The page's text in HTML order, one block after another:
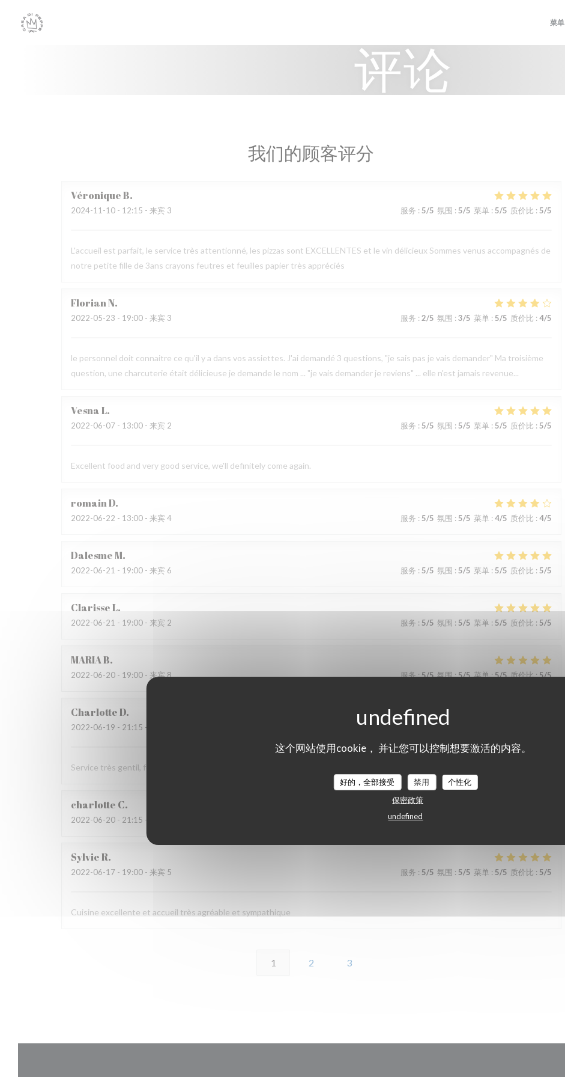
这个网站使用cookie， 并让您可以控制想要激活的内容。
好的，全部接受 禁用
个性化
保密政策
undefined
菜单
评论
我们的顾客评分
VéroniqueB
2024-11-10 - 12:15 - 来宾 3 服务 : 5/5 氛围 : 5/5 菜单: 5/5 质价比 : 5/5
L'accueil est parfait, le service très attentionné, les pizzas sont EXCELLENTES et le vin délicieux Sommes venus accompagnés de
notre petite fille de 3ans crayons feutres et feuilles papier très appréciés
FlorianN
2022-05-23 - 19:00 - 来宾 3 服务 : 2/5 氛围 : 3/5 菜单: 5/5 质价比 : 4/5
le personnel doit connaitre ce qu'il y a dans vos assiettes. J'ai demandé 3 questions, "je sais pas je vais demander" Ma troisième
question, une charcuterie était délicieuse je demande le nom ... "je vais demander je reviens" ... elle n'est jamais revenue...
VesnaL
2022-06-07 - 13:00 - 来宾 2 服务 : 5/5 氛围 : 5/5 菜单: 5/5 质价比 : 5/5
Excellent food and very good service, we'll definitely come again.
romainD
2022-06-22 - 13:00 - 来宾 4 服务 : 5/5 氛围 : 5/5 菜单: 4/5 质价比 : 4/5
DalesmeM
2022-06-21 - 19:00 - 来宾 6 服务 : 5/5 氛围 : 5/5 菜单: 5/5 质价比 : 5/5
ClarisseL
2022-06-21 - 19:00 - 来宾 2 服务 : 5/5 氛围 : 5/5 菜单: 5/5 质价比 : 5/5
MARIAB
2022-06-20 - 19:00 - 来宾 8 服务:5/5 氛围:5/5 菜单:5/5 质价比:5/5
CharlotteD
2022-06-19 - 21:15 - 来宾 2 服务 : 5/5 氛围
Service très gentil, food au top (très généreuse !), à faire et à refaire !
charlotte C
2022-06-20 - 21:15 - 来宾 2 服务:5
SylvieR
2022-06-17 - 19:00 - 来宾 5 服务 : 5/5 氛围 : 5/5 菜单 : 5/5 质价比 : 5/5
Cuisine excellente et accueil très agréable et sympathique
1 2 3